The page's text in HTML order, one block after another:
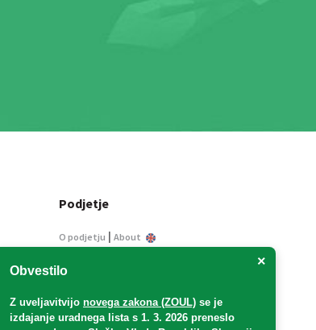
×
Obvestilo
Z uveljavitvijo novega zakona (ZOUL) se je
izdajanje uradnega lista s 1. 3. 2026 preneslo
Podjetje
O podjetju | About
Informacije javnega
Oglaševanje
Splošni pogoji